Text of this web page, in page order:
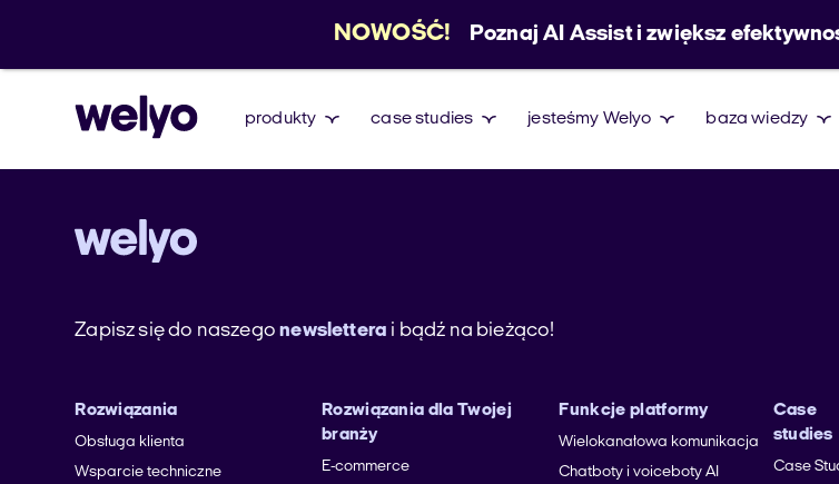
produkty case studies jesteśmy Welyo baza wiedzy
Zapisz się do naszegonewslettera i bądź na bieżąco!
Rozwiązania
Obsługa klienta
Wsparcie techniczne
Rozwiązania dla Twojej
branży
E-commerce
Funkcje platformy
Wielokanałowa komunikacja
Chatboty i voiceboty AI
Case
studies
Case
NOWOŚĆ! Poznaj AI Assist i zwiększ